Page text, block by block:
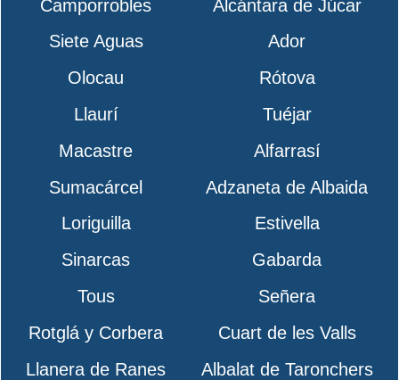
Camporrobles
Alcántara de Júcar
Siete Aguas
Ador
Olocau
Rótova
Llaurí
Tuéjar
Macastre
Alfarrasí
Sumacárcel
Adzaneta de Albaida
Loriguilla
Estivella
Sinarcas
Gabarda
Tous
Señera
Rotglá y Corbera
Cuart de les Valls
Llanera de Ranes
Albalat de Taronchers